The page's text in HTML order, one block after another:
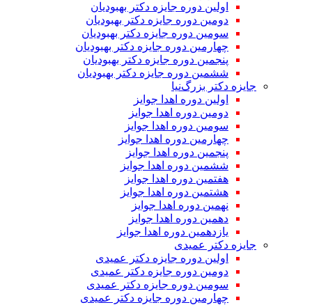
اولین دوره جایزه دکتر بهبودیان
دومین دوره جایزه دکتر بهبودیان
سومین دوره جایزه دکتر بهبودیان
چهارمین دوره جایزه دکتر بهبودیان
پنجمین دوره جایزه دکتر بهبودیان
ششمین دوره جایزه دکتر بهبودیان
جایزه دکتر بزرگ‌نیا
اولین دوره اهدا جوایز
دومین دوره اهدا جوایز
سومین دوره اهدا جوایز
چهارمین دوره اهدا جوایز
پنجمین دوره اهدا جوایز
ششمین دوره اهدا جوایز
هفتمین دوره اهدا جوایز
هشتمین دوره اهدا جوایز
نهمین دوره اهدا جوایز
دهمین دوره اهدا جوایز
یازدهمین دوره اهدا جوایز
جایزه دکتر عمیدی
اولین دوره جایزه دکتر عمیدی
دومین دوره جایزه دکتر عمیدی
سومین دوره جایزه دکتر عمیدی
چهارمین دوره جایزه دکتر عمیدی